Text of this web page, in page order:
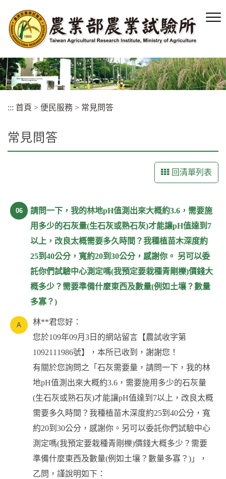
容
區
塊
::: 首頁 > 便民服務 > 常見問答
常見問答
回清單列表
06
請問一下，我的林地pH值測出來大概約3.6，需要施
用多少的石灰量(生石灰或熟石灰)才能讓pH值達到7
以上，改良太概需要多久時間？我種植苗木深度約
25到40公分，寬約20到30公分，感謝你。 另可以委
託你們試驗中心測定嗎(我預定要栽種青剛櫟)價錢大
概多少？需要準備什麼東西及數量(例如土壤？數量
多寡？)
林**君您好：
您於109年09月3日的網站留言【農試收字第
1092111986號】，本所已收到，謝謝您！
有關於您詢問之「石灰需要量，請問一下，我的林
地pH值測出來大概約3.6，需要施用多少的石灰量
(生石灰或熟石灰)才能讓pH值達到7以上，改良太概
需要多久時間？我種植苗木深度約25到40公分，寬
約20到30公分，感謝你。另可以委託你們試驗中心
測定嗎(我預定要栽種青剛櫟)價錢大概多少？需要
準備什麼東西及數量(例如土壤？數量多寡？)」，
乙問，謹說明如下：